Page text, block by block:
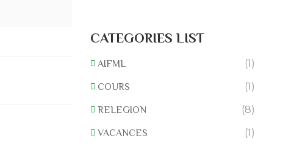
CATEGORIES LIST
AIFML (1)
COURS (1)
RELEGION (8)
VACANCES (1)